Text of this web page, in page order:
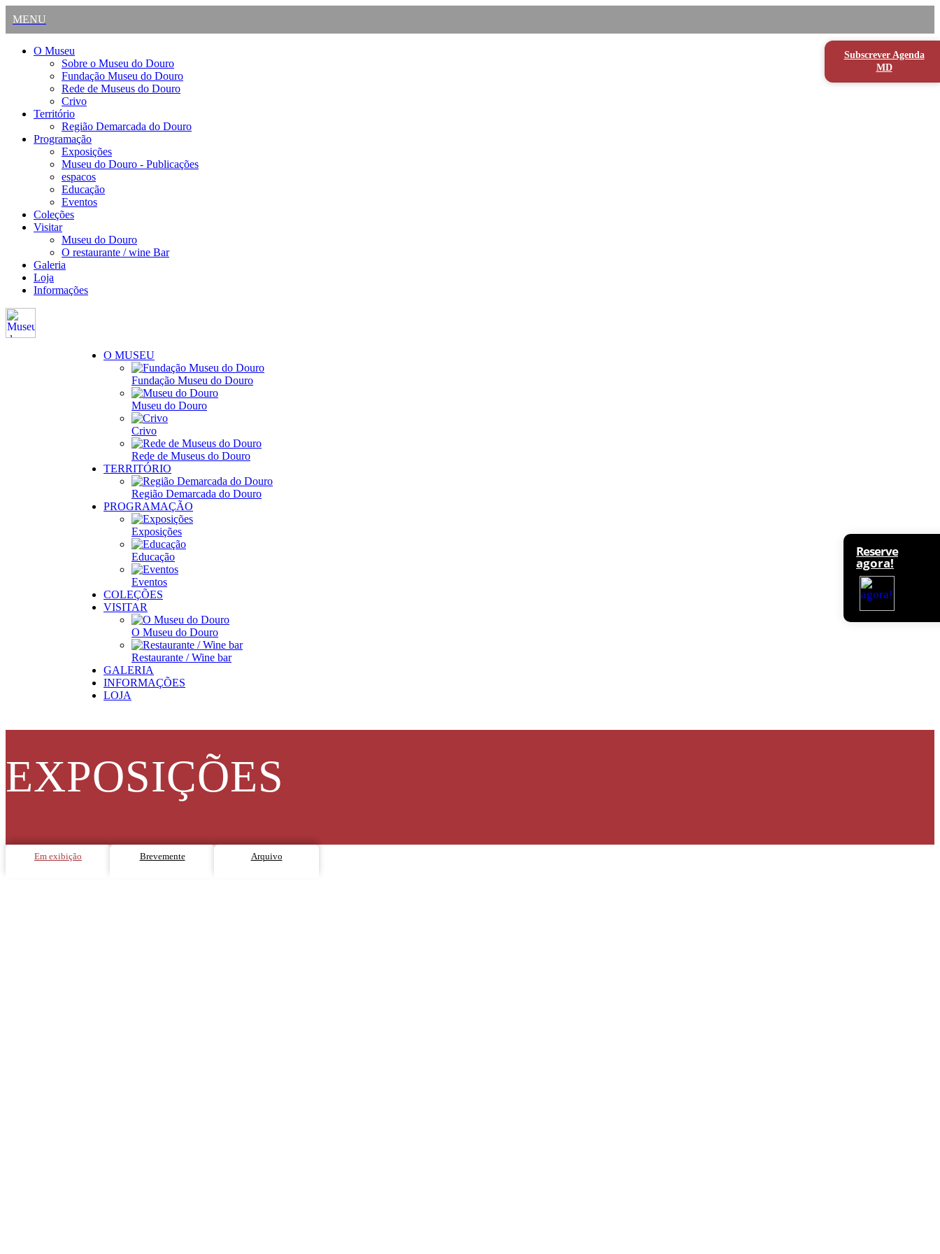
MENU
O Museu
Sobre o Museu do Douro
Fundação Museu do Douro
Rede de Museus do Douro
Crivo
Território
Região Demarcada do Douro
Programação
Exposições
Museu do Douro - Publicações
espacos
Educação
Eventos
Coleções
Visitar
Museu do Douro
O restaurante / wine Bar
Galeria
Loja
Informações
Reserve
agora!
O MUSEU
Fundação Museu do Douro
Museu do Douro
Crivo
Rede de Museus do Douro
TERRITÓRIO
Região Demarcada do Douro
PROGRAMAÇÃO
Exposições
Educação
Eventos
COLEÇÕES
VISITAR
O Museu do Douro
Restaurante / Wine bar
GALERIA
INFORMAÇÕES
LOJA
Subscrever Agenda
MD
EXPOSIÇÕES
Em exibição Brevemente Arquivo